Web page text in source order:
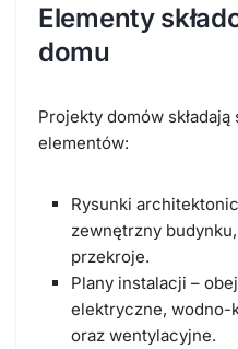
Elementy
domu
Projekty domów
elementów:
Rysunki
zewnętrzny
przekroje.
Plany instalacji –
elektryczne, wodno-
oraz wentylacyjne.